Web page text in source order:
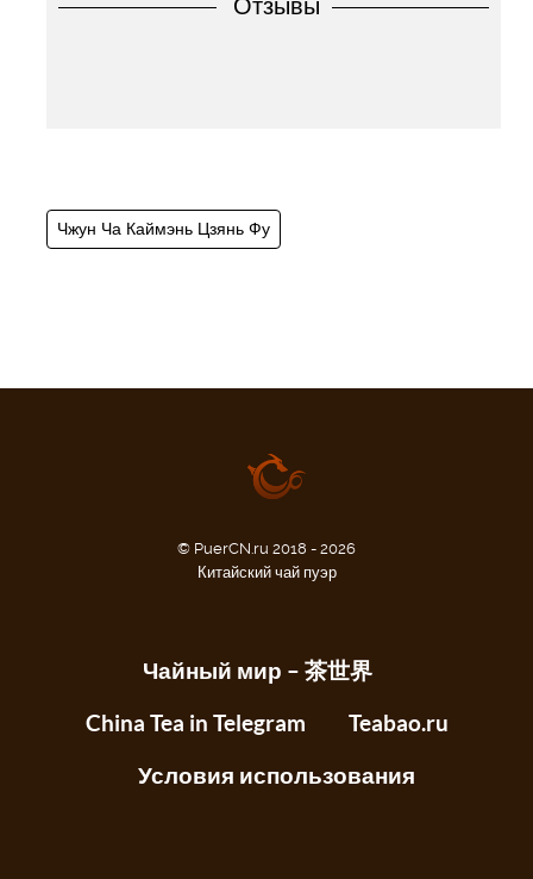
Отзывы
Чжун Ча Каймэнь Цзянь Фу
© PuerCN.ru 2018 - 2026
Китайский чай пуэр
Чайный мир – 茶世界
China Tea in Telegram
Teabao.ru
Условия использования